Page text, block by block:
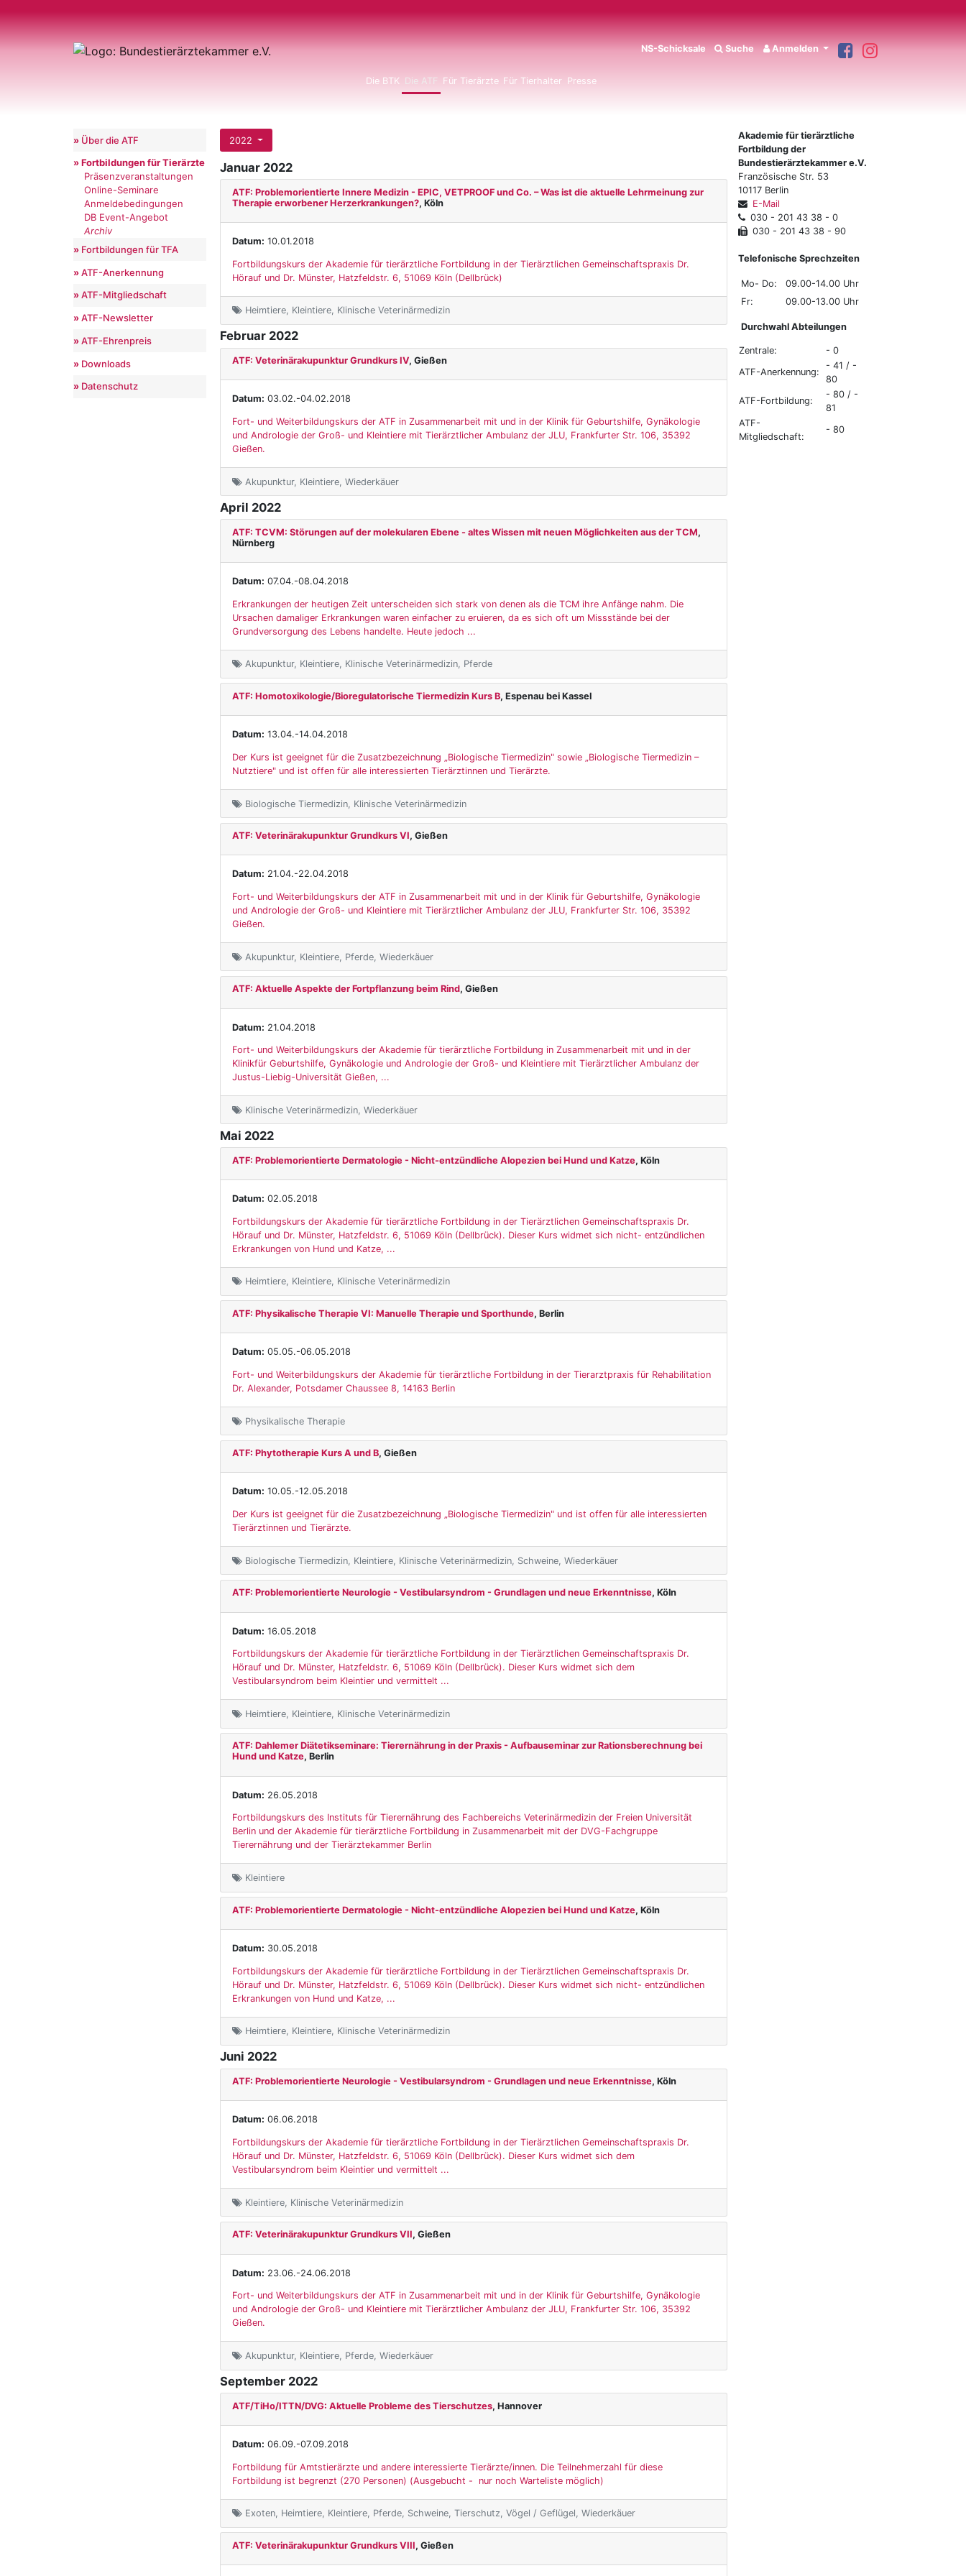
NS-Schicksale Suche Anmelden
Die BTK Die ATF Für Tierärzte Für Tierhalter Presse
Über die ATF
Fortbildungen für Tierärzte
Präsenzveranstaltungen
Online-Seminare
Anmeldebedingungen
DB Event-Angebot
Archiv
Fortbildungen für TFA
ATF-Anerkennung
ATF-Mitgliedschaft
ATF-Newsletter
ATF-Ehrenpreis
Downloads
Datenschutz
2022
Januar 2022
ATF: Problemorientierte Innere Medizin - EPIC, VETPROOF und Co. – Was ist die aktuelle Lehrmeinung zur
Therapie erworbener Herzerkrankungen?, Köln
Datum: 10.01.2018
Fortbildungskurs der Akademie für tierärztliche Fortbildung in der Tierärztlichen Gemeinschaftspraxis Dr.
Hörauf und Dr. Münster, Hatzfeldstr. 6, 51069 Köln (Dellbrück)
Heimtiere, Kleintiere, Klinische Veterinärmedizin
Februar 2022
ATF: Veterinärakupunktur Grundkurs IV, Gießen
Datum: 03.02.-04.02.2018
Fort- und Weiterbildungskurs der ATF in Zusammenarbeit mit und in der Klinik für Geburtshilfe, Gynäkologie
und Andrologie der Groß- und Kleintiere mit Tierärztlicher Ambulanz der JLU, Frankfurter Str. 106, 35392
Gießen.
Akupunktur, Kleintiere, Wiederkäuer
April 2022
ATF: TCVM: Störungen auf der molekularen Ebene - altes Wissen mit neuen Möglichkeiten aus der TCM,
Nürnberg
Datum: 07.04.-08.04.2018
Erkrankungen der heutigen Zeit unterscheiden sich stark von denen als die TCM ihre Anfänge nahm. Die
Ursachen damaliger Erkrankungen waren einfacher zu eruieren, da es sich oft um Missstände bei der
Grundversorgung des Lebens handelte. Heute jedoch ...
Akupunktur, Kleintiere, Klinische Veterinärmedizin, Pferde
ATF: Homotoxikologie/Bioregulatorische Tiermedizin Kurs B, Espenau bei Kassel
Datum: 13.04.-14.04.2018
Der Kurs ist geeignet für die Zusatzbezeichnung „Biologische Tiermedizin" sowie „Biologische Tiermedizin –
Nutztiere" und ist offen für alle interessierten Tierärztinnen und Tierärzte.
Biologische Tiermedizin, Klinische Veterinärmedizin
ATF: Veterinärakupunktur Grundkurs VI, Gießen
Datum: 21.04.-22.04.2018
Fort- und Weiterbildungskurs der ATF in Zusammenarbeit mit und in der Klinik für Geburtshilfe, Gynäkologie
und Andrologie der Groß- und Kleintiere mit Tierärztlicher Ambulanz der JLU, Frankfurter Str. 106, 35392
Gießen.
Akupunktur, Kleintiere, Pferde, Wiederkäuer
ATF: Aktuelle Aspekte der Fortpflanzung beim Rind, Gießen
Datum: 21.04.2018
Fort- und Weiterbildungskurs der Akademie für tierärztliche Fortbildung in Zusammenarbeit mit und in der
Klinikfür Geburtshilfe, Gynäkologie und Andrologie der Groß- und Kleintiere mit Tierärztlicher Ambulanz der
Justus-Liebig-Universität Gießen, ...
Klinische Veterinärmedizin, Wiederkäuer
Mai 2022
ATF: Problemorientierte Dermatologie - Nicht-entzündliche Alopezien bei Hund und Katze, Köln
Datum: 02.05.2018
Fortbildungskurs der Akademie für tierärztliche Fortbildung in der Tierärztlichen Gemeinschaftspraxis Dr.
Hörauf und Dr. Münster, Hatzfeldstr. 6, 51069 Köln (Dellbrück). Dieser Kurs widmet sich nicht- entzündlichen
Erkrankungen von Hund und Katze, ...
Heimtiere, Kleintiere, Klinische Veterinärmedizin
ATF: Physikalische Therapie VI: Manuelle Therapie und Sporthunde, Berlin
Datum: 05.05.-06.05.2018
Fort- und Weiterbildungskurs der Akademie für tierärztliche Fortbildung in der Tierarztpraxis für Rehabilitation
Dr. Alexander, Potsdamer Chaussee 8, 14163 Berlin
Physikalische Therapie
ATF: Phytotherapie Kurs A und B, Gießen
Datum: 10.05.-12.05.2018
Der Kurs ist geeignet für die Zusatzbezeichnung „Biologische Tiermedizin" und ist offen für alle interessierten
Tierärztinnen und Tierärzte.
Biologische Tiermedizin, Kleintiere, Klinische Veterinärmedizin, Schweine, Wiederkäuer
ATF: Problemorientierte Neurologie - Vestibularsyndrom - Grundlagen und neue Erkenntnisse, Köln
Datum: 16.05.2018
Fortbildungskurs der Akademie für tierärztliche Fortbildung in der Tierärztlichen Gemeinschaftspraxis Dr.
Hörauf und Dr. Münster, Hatzfeldstr. 6, 51069 Köln (Dellbrück). Dieser Kurs widmet sich dem
Vestibularsyndrom beim Kleintier und vermittelt ...
Heimtiere, Kleintiere, Klinische Veterinärmedizin
ATF: Dahlemer Diätetikseminare: Tierernährung in der Praxis - Aufbauseminar zur Rationsberechnung bei
Hund und Katze, Berlin
Datum: 26.05.2018
Fortbildungskurs des Instituts für Tierernährung des Fachbereichs Veterinärmedizin der Freien Universität
Berlin und der Akademie für tierärztliche Fortbildung in Zusammenarbeit mit der DVG-Fachgruppe
Tierernährung und der Tierärztekammer Berlin
Kleintiere
ATF: Problemorientierte Dermatologie - Nicht-entzündliche Alopezien bei Hund und Katze, Köln
Datum: 30.05.2018
Fortbildungskurs der Akademie für tierärztliche Fortbildung in der Tierärztlichen Gemeinschaftspraxis Dr.
Hörauf und Dr. Münster, Hatzfeldstr. 6, 51069 Köln (Dellbrück). Dieser Kurs widmet sich nicht- entzündlichen
Erkrankungen von Hund und Katze, ...
Heimtiere, Kleintiere, Klinische Veterinärmedizin
Juni 2022
ATF: Problemorientierte Neurologie - Vestibularsyndrom - Grundlagen und neue Erkenntnisse, Köln
Datum: 06.06.2018
Fortbildungskurs der Akademie für tierärztliche Fortbildung in der Tierärztlichen Gemeinschaftspraxis Dr.
Hörauf und Dr. Münster, Hatzfeldstr. 6, 51069 Köln (Dellbrück). Dieser Kurs widmet sich dem
Vestibularsyndrom beim Kleintier und vermittelt ...
Kleintiere, Klinische Veterinärmedizin
ATF: Veterinärakupunktur Grundkurs VII, Gießen
Datum: 23.06.-24.06.2018
Fort- und Weiterbildungskurs der ATF in Zusammenarbeit mit und in der Klinik für Geburtshilfe, Gynäkologie
und Andrologie der Groß- und Kleintiere mit Tierärztlicher Ambulanz der JLU, Frankfurter Str. 106, 35392
Gießen.
Akupunktur, Kleintiere, Pferde, Wiederkäuer
September 2022
ATF/TiHo/ITTN/DVG: Aktuelle Probleme des Tierschutzes, Hannover
Datum: 06.09.-07.09.2018
Fortbildung für Amtstierärzte und andere interessierte Tierärzte/innen. Die Teilnehmerzahl für diese
Fortbildung ist begrenzt (270 Personen) (Ausgebucht - nur noch Warteliste möglich)
Exoten, Heimtiere, Kleintiere, Pferde, Schweine, Tierschutz, Vögel / Geflügel, Wiederkäuer
ATF: Veterinärakupunktur Grundkurs VIII, Gießen
Akademie für tierärztliche
Fortbildung der
Bundestierärztekammer e.V.
Französische Str. 53
10117 Berlin
E-Mail
030 - 201 43 38 - 0
030 - 201 43 38 - 90
Telefonische Sprechzeiten
Mo- Do:
09.00-14.00 Uhr
Fr:
09.00-13.00 Uhr
Durchwahl Abteilungen
Zentrale:
- 0
ATF-Anerkennung:
- 41 / -
80
ATF-Fortbildung:
- 80 / -
81
ATF-
Mitgliedschaft:
- 80